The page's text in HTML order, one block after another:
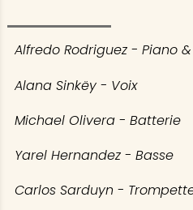
Alfredo Rodriguez - Piano
Alana Sinkëy - Voix
Michael Olivera - Batterie
Yarel Hernandez - Basse
Carlos Sarduyn -